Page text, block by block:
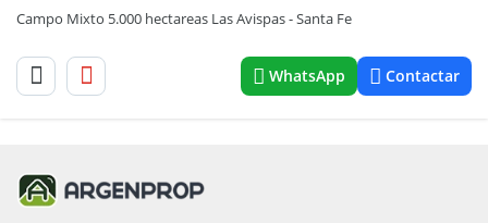
Campo Mixto 5.000 hectareas Las Avispas - Santa Fe
WhatsApp Contactar